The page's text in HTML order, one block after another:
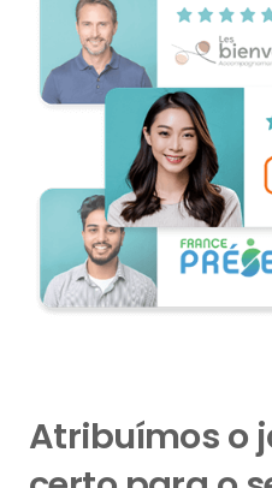
Atribuímos o